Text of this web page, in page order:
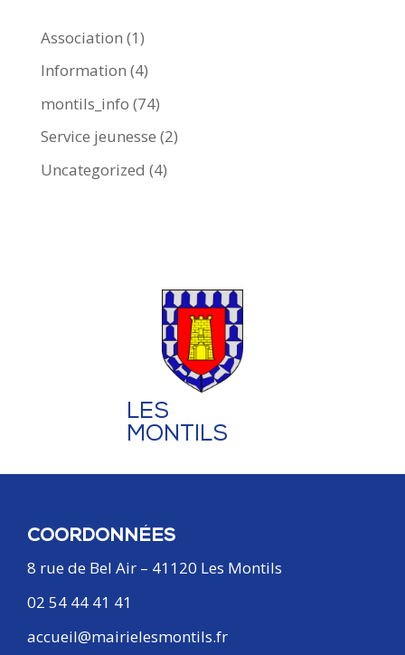
Association (1)
Information (4)
montils_info (74)
Service jeunesse (2)
Uncategorized (4)
LES
MONTILS
COORDONNÉES
8 rue de Bel Air – 41120 Les Montils
02 54 44 41 41
accueil@mairielesmontils.fr